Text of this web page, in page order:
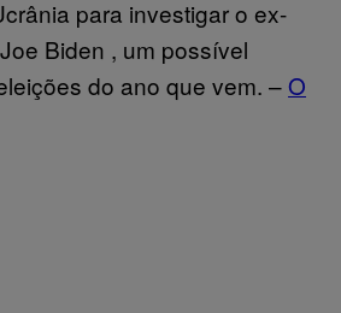
para investigar o ex-
Biden , um possível
do ano que vem. –O